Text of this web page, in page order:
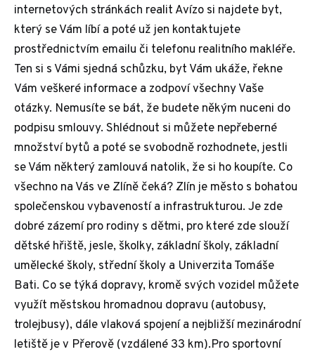
internetových stránkách realit Avízo si najdete byt,
který se Vám líbí a poté už jen kontaktujete
prostřednictvím emailu či telefonu realitního makléře.
Ten si s Vámi sjedná schůzku, byt Vám ukáže, řekne
Vám veškeré informace a zodpoví všechny Vaše
otázky. Nemusíte se bát, že budete někým nuceni do
podpisu smlouvy. Shlédnout si můžete nepřeberné
množství bytů a poté se svobodně rozhodnete, jestli
se Vám některý zamlouvá natolik, že si ho koupíte. Co
všechno na Vás ve Zlíně čeká? Zlín je město s bohatou
společenskou vybaveností a infrastrukturou. Je zde
dobré zázemí pro rodiny s dětmi, pro které zde slouží
dětské hřiště, jesle, školky, základní školy, základní
umělecké školy, střední školy a Univerzita Tomáše
Bati. Co se týká dopravy, kromě svých vozidel můžete
využít městskou hromadnou dopravu (autobusy,
trolejbusy), dále vlaková spojení a nejbližší mezinárodní
letiště je v Přerově (vzdálené 33 km).Pro sportovní